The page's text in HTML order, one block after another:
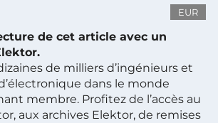
EUR
de cet article avec un
de milliers d’ingénieurs et
dans le monde
membre. Profitez de l’accès au
aux archives Elektor, de remises